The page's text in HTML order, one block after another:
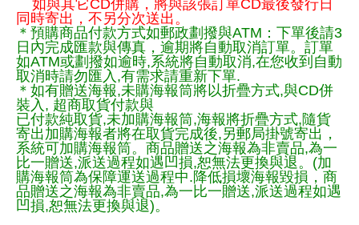
如與其它CD併購，將與該張訂單CD最後發行日
同時寄出，不另分次送出。
＊預購商品付款方式如郵政劃撥與ATM：下單後請3
日內完成匯款與傳真，逾期將自動取消訂單。訂單
如ATM或劃撥如逾時,系統將自動取消,在您收到自動
取消時請勿匯入,有需求請重新下單.
＊如有贈送海報,未購海報筒將以折疊方式,與CD併
裝入, 超商取貨付款與
已付款純取貨,未加購海報筒,海報將折疊方式,隨貨
寄出加購海報者將在取貨完成後,另郵局掛號寄出，
系統可加購海報筒。商品贈送之海報為非賣品,為一
比一贈送,派送過程如遇凹損,恕無法更換與退。(加
購海報筒為保障運送過程中.降低損壞海報毀損，商
品贈送之海報為非賣品,為一比一贈送,派送過程如遇
凹損,恕無法更換與退)。